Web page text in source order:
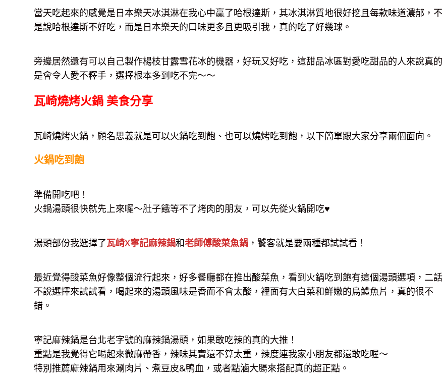
當天吃起來的感覺是日本樂天冰淇淋在我心中贏了哈根達斯，其冰淇淋質地很好挖且每款味道濃郁，不
是說哈根達斯不好吃，而是日本樂天的口味更多且更吸引我，真的吃了好幾球。
旁邊居然還有可以自己製作楊枝甘露雪花冰的機器，好玩又好吃，這甜品冰區對愛吃甜品的人來說真的
是會令人愛不釋手，選擇根本多到吃不完～～
瓦崎燒烤火鍋 美食分享
瓦崎燒烤火鍋，顧名思義就是可以火鍋吃到飽、也可以燒烤吃到飽，以下簡單跟大家分享兩個面向。
火鍋吃到飽
準備開吃吧！
火鍋湯頭很快就先上來囉～肚子餓等不了烤肉的朋友，可以先從火鍋開吃♥
湯頭部份我選擇了瓦崎X寧記麻辣鍋和老師傅酸菜魚鍋 ，饕客就是要兩種都試試看！
最近覺得酸菜魚好像整個流行起來，好多餐廳都在推出酸菜魚，看到火鍋吃到飽有這個湯頭選項，二話
不說選擇來試試看，喝起來的湯頭風味是香而不會太酸，裡面有大白菜和鮮嫩的烏鱧魚片，真的很不
錯。
寧記麻辣鍋是台北老字號的麻辣鍋湯頭，如果敢吃辣的真的大推！
重點是我覺得它喝起來微麻帶香，辣味其實還不算太重，辣度連我家小朋友都還敢吃喔～
特別推薦麻辣鍋用來涮肉片、煮豆皮&鴨血，或者點滷大腸來搭配真的超正點。